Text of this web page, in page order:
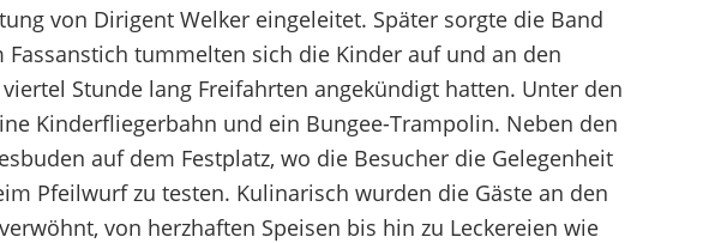
von Dirigent Welker eingeleitet. Später sorgte die Band
tummelten sich die Kinder auf und an den
Stunde lang Freifahrten angekündigt hatten. Unter den
Kinderfliegerbahn und ein Bungee-Trampolin. Neben den
auf dem Festplatz, wo die Besucher die Gelegenheit
Pfeilwurf zu testen. Kulinarisch wurden die Gäste an den
von herzhaften Speisen bis hin zu Leckereien wie